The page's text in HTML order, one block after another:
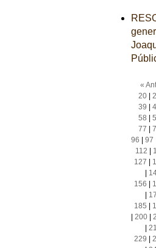
«
20|
39
58
77
96
97
112
127
156
185
200|
229